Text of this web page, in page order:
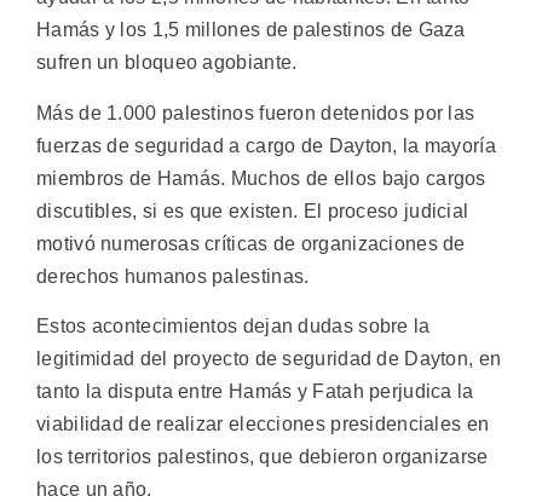
Hamás y los 1,5 millones de palestinos de Gaza
sufren un bloqueo agobiante.
Más de 1.000 palestinos fueron detenidos por las
fuerzas de seguridad a cargo de Dayton, la mayoría
miembros de Hamás. Muchos de ellos bajo cargos
discutibles, si es que existen. El proceso judicial
motivó numerosas críticas de organizaciones de
derechos humanos palestinas.
Estos acontecimientos dejan dudas sobre la
legitimidad del proyecto de seguridad de Dayton, en
tanto la disputa entre Hamás y Fatah perjudica la
viabilidad de realizar elecciones presidenciales en
los territorios palestinos, que debieron organizarse
hace un año.